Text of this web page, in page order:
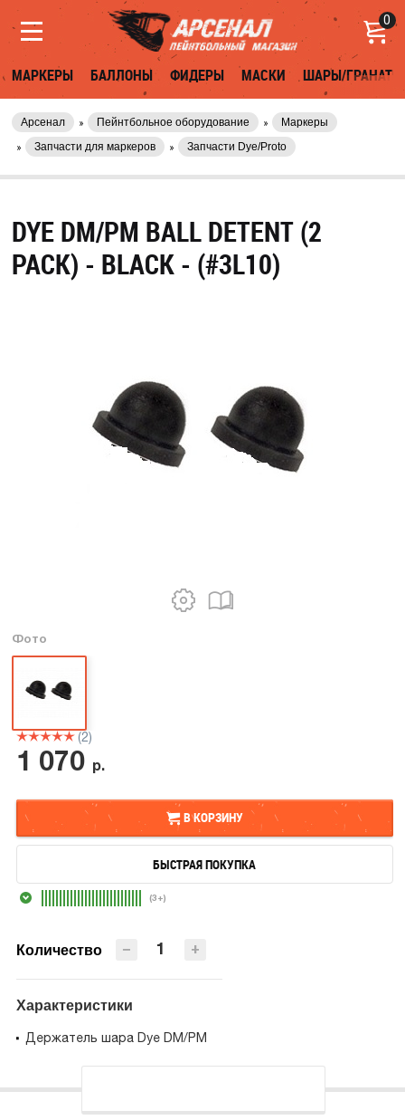
0
МАРКЕРЫ БАЛЛОНЫ ФИДЕРЫ МАСКИ ШАРЫ/ГРАНАТЫ
Арсенал Пейнтбольное оборудование
Маркеры
Запчасти для маркеров
Запчасти Dye/Proto
DYE DM/PM BALL DETENT (2
PACK) - BLACK - (#3L10)
Фото
(2)
1 070 р.
В КОРЗИНУ
В КОРЗИНУ
БЫСТРАЯ ПОКУПКА
(3+)
Количество +
−
Характеристики
Держатель шара Dye DM/PM